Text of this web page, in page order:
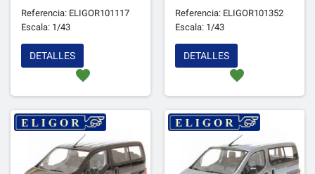
Referencia: ELIGOR101117
Escala: 1/43
favorite
DETALLES
Referencia: ELIGOR101352
Escala: 1/43
favorite
DETALLES